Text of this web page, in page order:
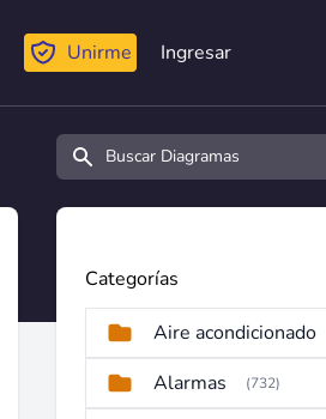
Unirme Ingresar
Buscar diagramas y manuales
Categorías
Aire acondicionado
Alarmas (732)